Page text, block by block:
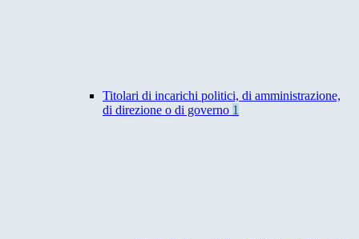
Titolari di incarichi politici, di amministrazione,
di direzione o di governo 1